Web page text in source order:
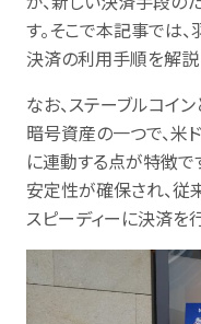
す。そこで本記事では
決済の利用手順を解説
なお、ステーブルコイ
暗号資産の一つで、米
に連動する点が特徴で
安定性が確保され、従
スピーディーに決済を